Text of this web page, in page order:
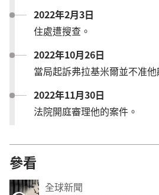
2022年2月3日
住處遭搜查。
2022年10月26日
當局起訴弗拉基米爾並不准他
2022年11月30日
法院開庭審理他的案件。
參看
全球新聞